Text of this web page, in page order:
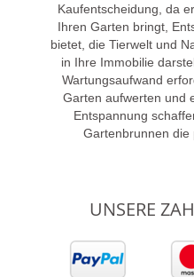
Kaufentscheidung, da
Ihren Garten bringt,
bietet, die Tierwelt und
in Ihre Immobilie
Wartungsaufwand
Garten aufwerten und
Entspannung
Gartenbrunnen die
UNSERE